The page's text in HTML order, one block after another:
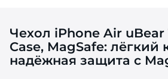
Чехол iPhone Air uBear
Case, MagSafe: лёгкий
надёжная защита с